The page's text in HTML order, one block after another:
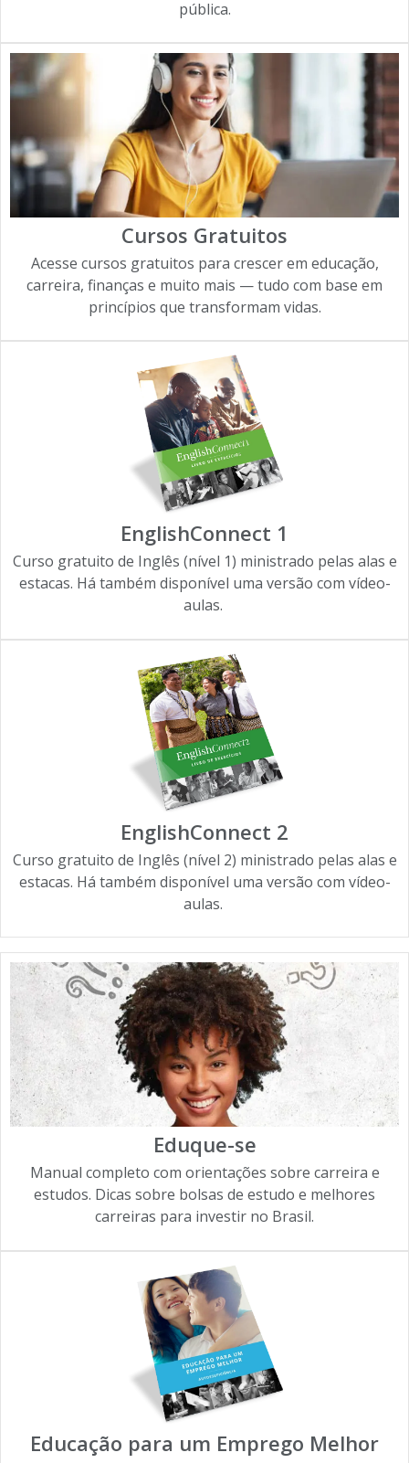
pública.
Cursos Gratuitos
Acesse cursos gratuitos para crescer em educação,
carreira, finanças e muito mais — tudo com base em
princípios que transformam vidas.
EnglishConnect 1
Curso gratuito de Inglês (nível 1) ministrado pelas alas e
estacas. Há também disponível uma versão com vídeo-
aulas.
EnglishConnect 2
Curso gratuito de Inglês (nível 2) ministrado pelas alas e
estacas. Há também disponível uma versão com vídeo-
aulas.
Eduque-se
Manual completo com orientações sobre carreira e
estudos. Dicas sobre bolsas de estudo e melhores
carreiras para investir no Brasil.
Educação para um Emprego Melhor